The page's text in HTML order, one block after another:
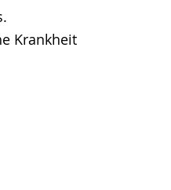
Krankheit